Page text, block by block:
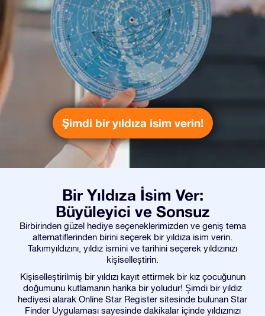
Şimdi bir yıldıza isim verin!
Bir Yıldıza İsim Ver:
Büyüleyici ve Sonsuz
Birbirinden güzel hediye seçeneklerimizden ve geniş tema
alternatiflerinden birini seçerek bir yıldıza isim verin.
Takımyıldızını, yıldız ismini ve tarihini seçerek yıldızınızı
kişiselleştirin.
Kişiselleştirilmiş bir yıldızı kayıt ettirmek bir kız çocuğunun
doğumunu kutlamanın harika bir yoludur! Şimdi bir yıldız
hediyesi alarak Online Star Register sitesinde bulunan Star
Finder Uygulaması sayesinde dakikalar içinde yıldızınızı